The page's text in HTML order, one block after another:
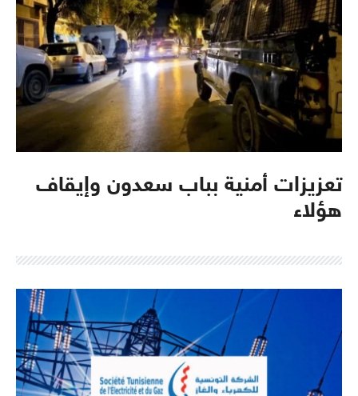
تعزيزات أمنية بباب سعدون وإيقاف
هؤلاء